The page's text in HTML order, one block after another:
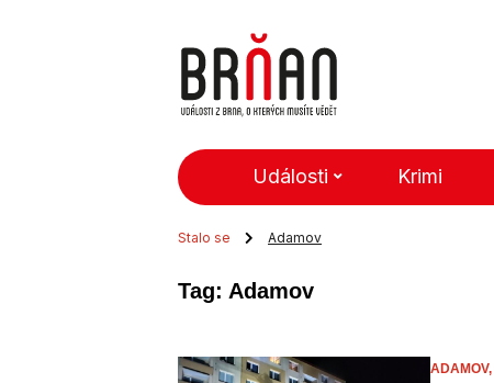
Události Krimi
Stalo se Adamov
Tag: Adamov
ADAMOV,